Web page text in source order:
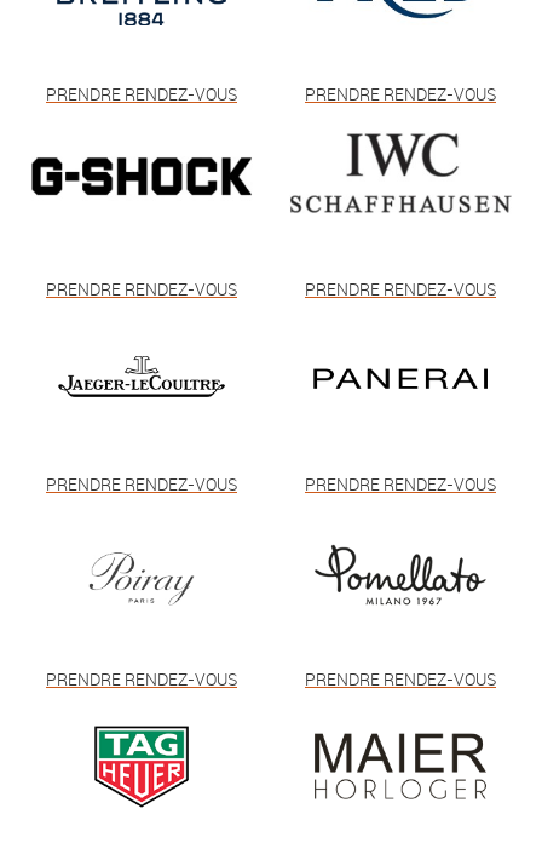
PRENDRE RENDEZ-VOUS PRENDRE RENDEZ-VOUS
PRENDRE RENDEZ-VOUS PRENDRE RENDEZ-VOUS
PRENDRE RENDEZ-VOUS PRENDRE RENDEZ-VOUS
PRENDRE RENDEZ-VOUS PRENDRE RENDEZ-VOUS